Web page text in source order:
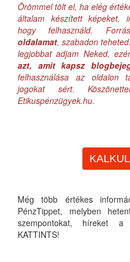
Örömmel tölt el, ha elég
általam készített képeket,
hogy felhasználd.
oldalamat, szabadon
legjobbat adjam Neked,
azt, amit kapsz
felhasználása az oldalon
jogokat sért.
Etikuspénzügyek.hu.
Még több értékes
PénzTippet, melyben
szempontokat, híreket a
KATTINTS!